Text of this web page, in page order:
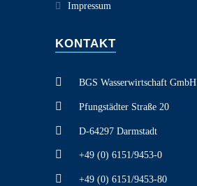
Impressum
KONTAKT
BGS Wasserwirtschaft GmbH
Pfungstädter Straße 20
D-64297 Darmstadt
+49 (0) 6151/9453-0
+49 (0) 6151/9453-80